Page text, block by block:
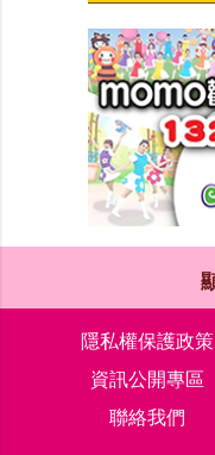
隱私權保護政策
資訊公開專區
聯絡我們